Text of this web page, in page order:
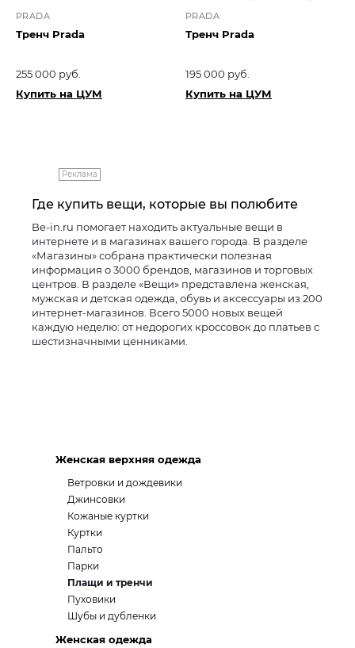
PRADA
Тренч Prada
255 000 руб.
Купить на ЦУМ
PRADA
Тренч Prada
195 000 руб.
Купить на ЦУМ
Реклама
Где купить вещи, которые вы полюбите
Be-in.ru помогает находить актуальные вещи в
интернете и в магазинах вашего города. В разделе
«Магазины» собрана практически полезная
информация о 3000 брендов, магазинов и торговых
центров. В разделе «Вещи» представлена женская,
мужская и детская одежда, обувь и аксессуары из 200
интернет-магазинов. Всего 5000 новых вещей
каждую неделю: от недорогих кроссовок до платьев с
шестизначными ценниками.
Женская верхняя одежда
Ветровки и дождевики
Джинсовки
Кожаные куртки
Куртки
Пальто
Парки
Плащи и тренчи
Пуховики
Шубы и дубленки
Женская одежда